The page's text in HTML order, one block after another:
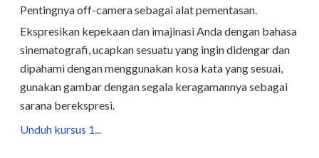
Pentingnya off-camera sebagai alat pementasan.
Ekspresikan kepekaan dan imajinasi Anda dengan bahasa
sinematografi, ucapkan sesuatu yang ingin didengar dan
dipahami dengan menggunakan kosa kata yang sesuai,
gunakan gambar dengan segala keragamannya sebagai
sarana berekspresi.
Unduh kursus 1...